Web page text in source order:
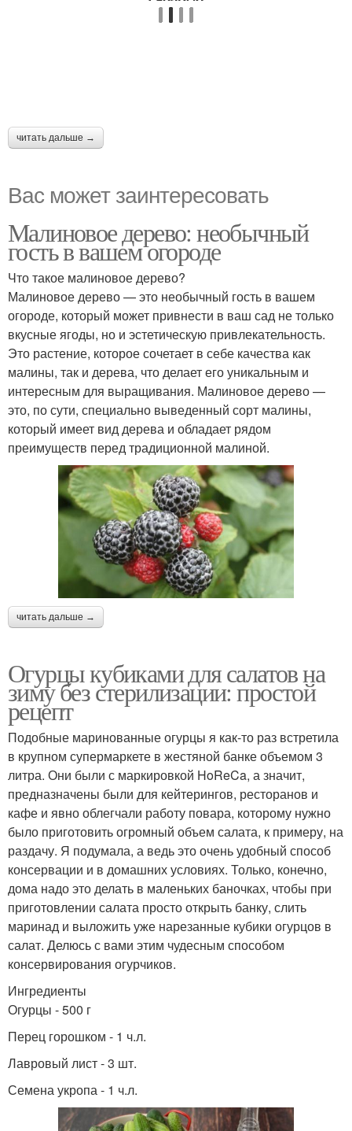
читать дальше →
Вас может заинтересовать
Малиновое дерево: необычный
гость в вашем огороде
Что такое малиновое дерево?
Малиновое дерево — это необычный гость в вашем
огороде, который может привнести в ваш сад не только
вкусные ягоды, но и эстетическую привлекательность.
Это растение, которое сочетает в себе качества как
малины, так и дерева, что делает его уникальным и
интересным для выращивания. Малиновое дерево —
это, по сути, специально выведенный сорт малины,
который имеет вид дерева и обладает рядом
преимуществ перед традиционной малиной.
читать дальше →
Огурцы кубиками для салатов на
зиму без стерилизации: простой
рецепт
Подобные маринованные огурцы я как-то раз встретила
в крупном супермаркете в жестяной банке объемом 3
литра. Они были с маркировкой HoReCa, а значит,
предназначены были для кейтерингов, ресторанов и
кафе и явно облегчали работу повара, которому нужно
было приготовить огромный объем салата, к примеру, на
раздачу. Я подумала, а ведь это очень удобный способ
консервации и в домашних условиях. Только, конечно,
дома надо это делать в маленьких баночках, чтобы при
приготовлении салата просто открыть банку, слить
маринад и выложить уже нарезанные кубики огурцов в
салат. Делюсь с вами этим чудесным способом
консервирования огурчиков.
Ингредиенты
Огурцы - 500 г
Перец горошком - 1 ч.л.
Лавровый лист - 3 шт.
Семена укропа - 1 ч.л.